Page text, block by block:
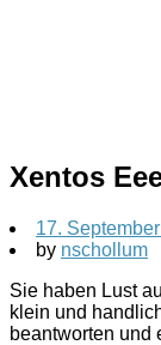
Xentos
17.
by nschollum
Sie haben Lust
klein und
beantworten und